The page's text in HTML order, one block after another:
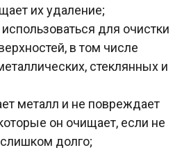
их удаление;
для очистки
в том числе
стеклянных и
металл и не повреждает
он очищает, если не
долго;